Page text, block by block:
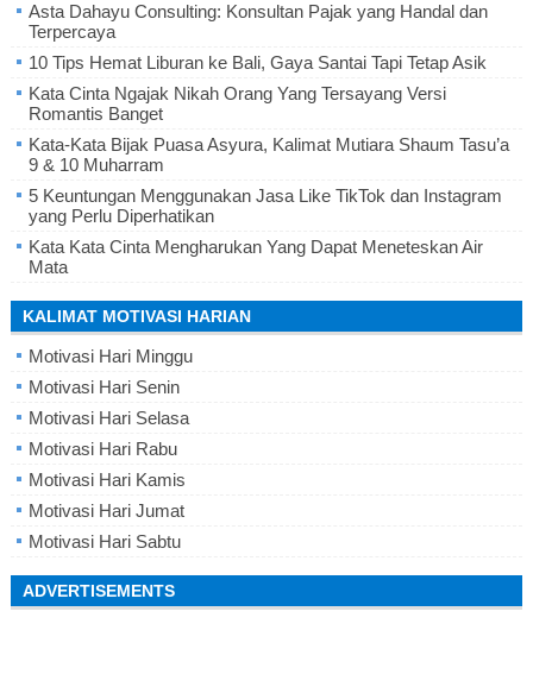
Asta Dahayu Consulting: Konsultan Pajak yang Handal dan
Terpercaya
10 Tips Hemat Liburan ke Bali, Gaya Santai Tapi Tetap Asik
Kata Cinta Ngajak Nikah Orang Yang Tersayang Versi
Romantis Banget
Kata-Kata Bijak Puasa Asyura, Kalimat Mutiara Shaum Tasu’a
9 & 10 Muharram
5 Keuntungan Menggunakan Jasa Like TikTok dan Instagram
yang Perlu Diperhatikan
Kata Kata Cinta Mengharukan Yang Dapat Meneteskan Air
Mata
KALIMAT MOTIVASI HARIAN
Motivasi Hari Minggu
Motivasi Hari Senin
Motivasi Hari Selasa
Motivasi Hari Rabu
Motivasi Hari Kamis
Motivasi Hari Jumat
Motivasi Hari Sabtu
ADVERTISEMENTS